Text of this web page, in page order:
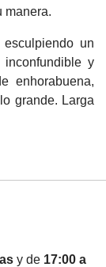
manera.
un
y
enhorabuena,
grande. Larga
y de 17:00 a